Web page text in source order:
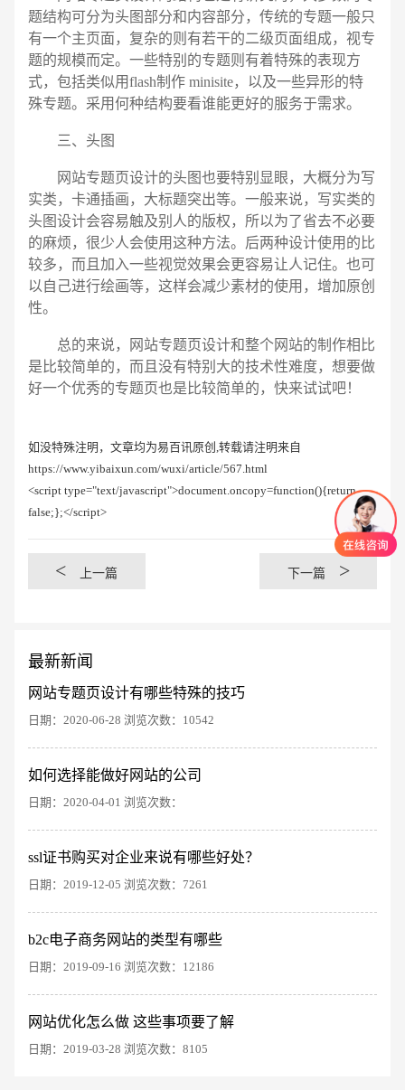
题结构可分为头图部分和内容部分，传统的专题一般只
有一个主页面，复杂的则有若干的二级页面组成，视专
题的规模而定。一些特别的专题则有着特殊的表现方
式，包括类似用flash制作 minisite，以及一些异形的特
殊专题。采用何种结构要看谁能更好的服务于需求。
三、头图
网站专题页设计的头图也要特别显眼，大概分为写
实类，卡通插画，大标题突出等。一般来说，写实类的
头图设计会容易触及别人的版权，所以为了省去不必要
的麻烦，很少人会使用这种方法。后两种设计使用的比
较多，而且加入一些视觉效果会更容易让人记住。也可
以自己进行绘画等，这样会减少素材的使用，增加原创
性。
总的来说，网站专题页设计和整个网站的制作相比
是比较简单的，而且没有特别大的技术性难度，想要做
好一个优秀的专题页也是比较简单的，快来试试吧！
如没特殊注明，文章均为易百讯原创,转载请注明来自
https://www.yibaixun.com/wuxi/article/567.html
<script type="text/javascript">document.oncopy=function(){return
false;};</script>
< 上一篇 下一篇 >
最新新闻
网站专题页设计有哪些特殊的技巧
日期：2020-06-28 浏览次数：10542
如何选择能做好网站的公司
日期：2020-04-01 浏览次数：
ssl证书购买对企业来说有哪些好处？
日期：2019-12-05 浏览次数：7261
b2c电子商务网站的类型有哪些
日期：2019-09-16 浏览次数：12186
网站优化怎么做 这些事项要了解
日期：2019-03-28 浏览次数：8105
创意品牌型网站
电商及系统平台开发